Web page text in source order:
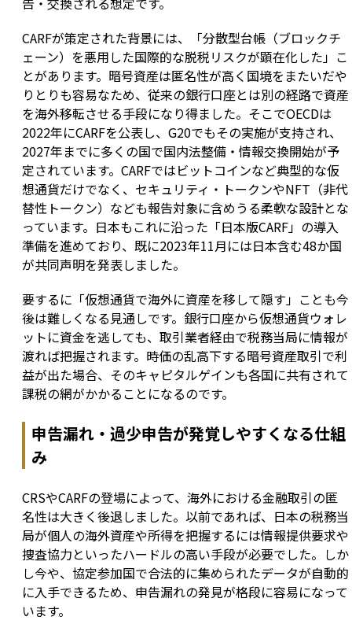
CARFが策定された背景には、「分散型台帳（ブロックチ
ェーン）を悪用した国際的な脱税リスクが顕在化した」こ
とがあります。暗号資産は匿名性が高く国境をまたいだや
りとりも容易なため、従来の銀行口座とは別の経路で資産
を海外移転させる手段になり得ました。そこでOECDは
2022年にCARFを公表し、G20でもその実施が支持され、
2027年までに多くの国で国内法整備・情報交換開始が予
定されています。CARFではビットコインなど典型的な仮
想通貨だけでなく、セキュリティ・トークンやNFT（非代
替性トークン）なども報告対象に含めうる柔軟な設計とな
っています。日本もこれに沿った「日本版CARF」の導入
準備を進めており、既に2023年11月には日本含む48か国
が共同声明を発表しました。
要するに「仮想通貨で海外に資産を移して隠す」ことも今
後は難しくなる見通しです。銀行口座から仮想通貨ウォレ
ットに資金を逃しても、取引業者経由で税務当局に情報が
渡れば把握されます。時価の乱高下する暗号資産取引で利
益が出た場合、そのキャピタルゲインも各国に共有されて
課税の網がかかることになるのです。
申告漏れ・過少申告が発覚しやすくなる仕組
み
CRSやCARFの登場によって、海外における金融取引の匿
名性は大きく後退しました。以前であれば、日本の税務当
局が個人の海外資産や所得を把握するには情報提供要求や
捜査協力といったハードルの高い手段が必要でした。しか
し今や、協定参加国で合法的に集められたデータが自動的
に入手できるため、申告漏れの発見が格段に容易になって
います。